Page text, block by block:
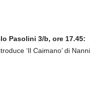
Pasolini 3/b, ore 17.45:
‘Il Caimano’ di Nanni